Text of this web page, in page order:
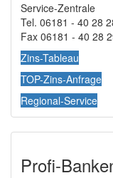
Service-Zentrale
Tel. 06181 - 40 28
Fax 06181 - 40 28
Zins-Tableau
TOP-Zins-Anfrage
Regional-Service
Profi-